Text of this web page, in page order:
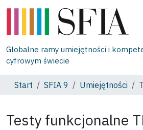
Globalne ramy umiejętności i
cyfrowym świecie
Start SFIA 9 Umiejętności
Testy funkcjonalne